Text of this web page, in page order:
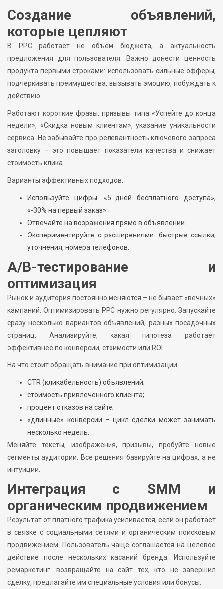
Создание объявлений,
которые цепляют
В PPC работает не объем бюджета, а актуальность
предложения для пользователя. Важно донести ценность
продукта первыми строками: использовать сильные офферы,
подчеркивать преимущества, вызывать эмоцию, побуждать к
действию.
Работают короткие фразы, призывы типа «Успейте до конца
недели», «Скидка новым клиентам», указание уникальности
сервиса. Не забывайте про релевантность ключевого запроса
заголовку – это повышает показатели качества и снижает
стоимость клика.
Варианты эффективных подходов:
Используйте цифры: «5 дней бесплатного доступа»,
«-30% на первый заказ».
Отвечайте на возражения прямо в объявлении.
Экспериментируйте с расширениями: быстрые ссылки,
уточнения, номера телефонов.
A/B-тестирование и
оптимизация
Рынок и аудитория постоянно меняются – не бывает «вечных»
кампаний. Оптимизировать PPC нужно регулярно. Запускайте
сразу несколько вариантов объявлений, разных посадочных
страниц. Анализируйте, какая гипотеза работает
эффективнее по конверсии, стоимости или ROI.
На что стоит обращать внимание при оптимизации:
CTR (кликабельность) объявлений;
стоимость привлеченного клиента;
процент отказов на сайте;
«длинные» конверсии – цикл сделки может занимать
несколько недель.
Меняйте тексты, изображения, призывы, пробуйте новые
сегменты аудитории. Все решения базируйте на цифрах, а не
интуиции.
Интеграция с SMM и
органическим продвижением
Результат от платного трафика усиливается, если он работает
в связке с социальными сетями и органическим поисковым
продвижением. Пользователь чаще соглашается на целевое
действие после нескольких касаний бренда. Используйте
ремаркетинг: возвращайте на сайт тех, кто не завершил
сделку, предлагайте им специальные условия или бонусы.